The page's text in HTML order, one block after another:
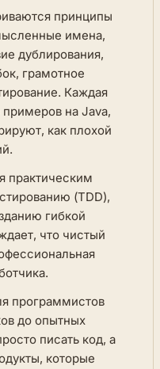
принципы
имена,
дублирования,
грамотное
Каждая
на Java,
как плохой
практическим
(TDD),
гибкой
что чистый
программистов
до опытных
писать код, а
которые